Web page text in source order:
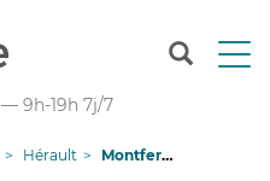
T
— 9h-19h 7j/7
Hérault Montferrier-sur-Lez